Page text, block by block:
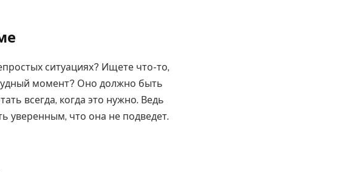
ситуациях? Ищете что-то,
момент? Оно должно быть
всегда, когда это нужно. Ведь
уверенным, что она не подведет.